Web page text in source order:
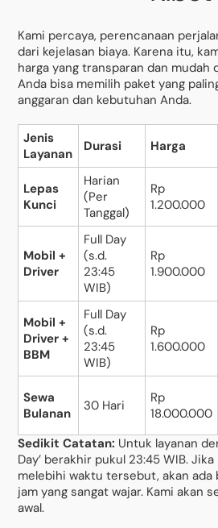
Kami percaya, perencanaan
dari kejelasan biaya. Karena itu,
harga yang transparan dan mudah
Anda bisa memilih paket yang
anggaran dan kebutuhan Anda.
Jenis
Layanan
Durasi Harga
Lepas
Kunci
Harian
(Per
Tanggal)
Rp
1.200.000
Mobil +
Driver
Full Day
(s.d.
23:45
WIB)
Rp
1.900.000
Mobil +
Driver +
BBM
Full Day
(s.d.
23:45
WIB)
Rp
1.600.000
Sewa
Bulanan
30 Hari
Rp
18.000.000
Sedikit Catatan: Untuk layanan
Day’ berakhir pukul 23:45 WIB.
melebihi waktu tersebut, akan
jam yang sangat wajar. Kami akan
awal.